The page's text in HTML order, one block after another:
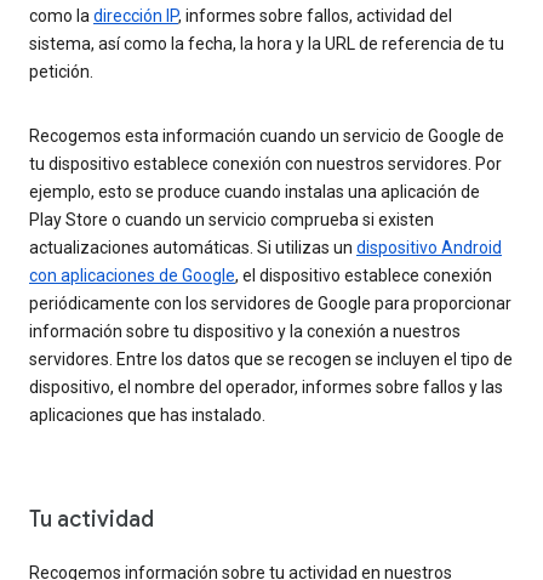
como ladirección IP, informes sobre fallos, actividad del
sistema, así como la fecha, la hora y la URL de referencia de tu
petición.
Recogemos esta información cuando un servicio de Google de
tu dispositivo establece conexión con nuestros servidores. Por
ejemplo, esto se produce cuando instalas una aplicación de
Play Store o cuando un servicio comprueba si existen
actualizaciones automáticas. Si utilizas un dispositivo Android
con aplicaciones de Google, el dispositivo establece conexión
periódicamente con los servidores de Google para proporcionar
información sobre tu dispositivo y la conexión a nuestros
servidores. Entre los datos que se recogen se incluyen el tipo de
dispositivo, el nombre del operador, informes sobre fallos y las
aplicaciones que has instalado.
Tu actividad
Recogemos información sobre tu actividad en nuestros